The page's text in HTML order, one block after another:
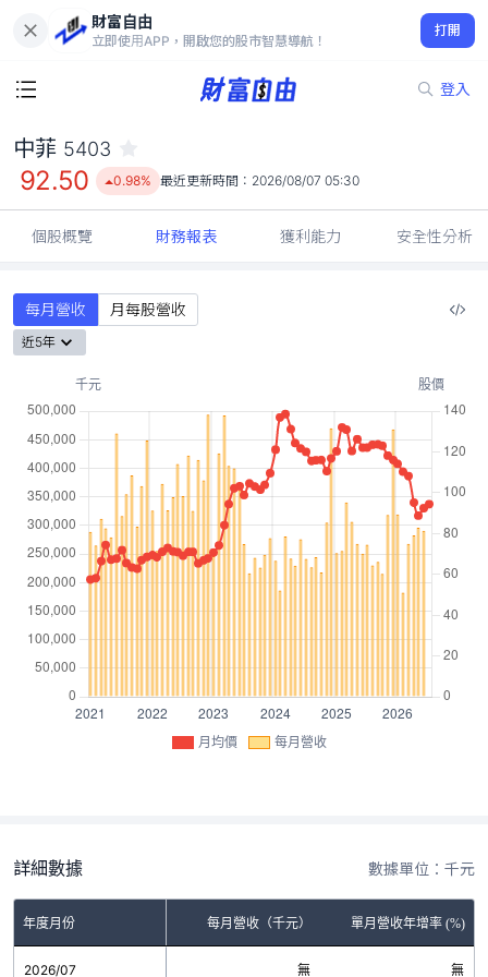
財富自由
立即使用APP，開啟您的股市智慧導航！
打開
登入
92.50
0.98%
中菲 5403
92.50 0.98% 最近更新時間： 2026/08/07 05:30
個股概覽 財務報表 獲利能力 安全性分析
每月營收 月每股營收
近5年
月均價 每月營收
詳細數據 數據單位：千元
年度月份 每月營收（千元） 單月營收年增率 (%)
2026/07 無 無